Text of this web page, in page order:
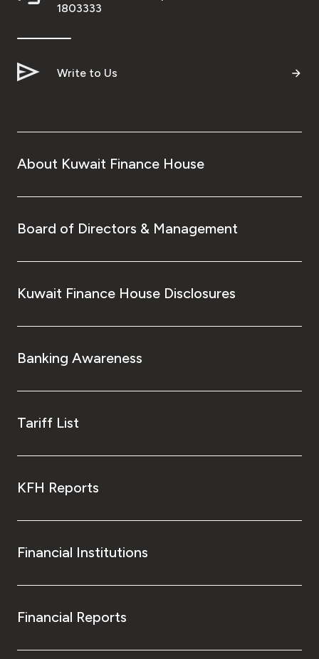
1803333
Write to Us
About Kuwait Finance House
Board of Directors & Management
Kuwait Finance House Disclosures
Banking Awareness
Tariff List
KFH Reports
Financial Institutions
Financial Reports